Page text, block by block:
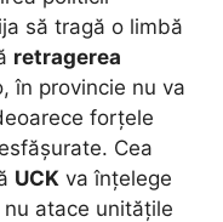
să tragă o limbă
retragerea
în provincie nu va
forțele
Cea
UCK va înțelege
atace unitățile